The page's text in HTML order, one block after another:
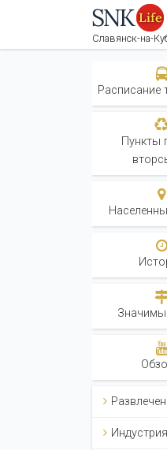
Славянск-на-
Расписание
Пункты